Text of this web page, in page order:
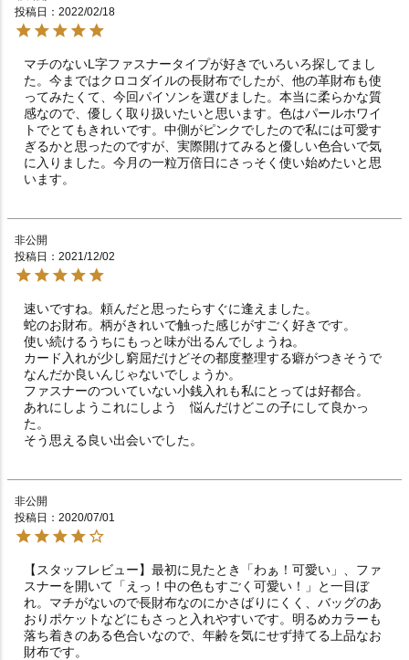
投稿日
2022/02/18
マチのないL字ファスナータイプが好きでいろいろ探してまし
た。今まではクロコダイルの長財布でしたが、他の革財布も使
ってみたくて、今回パイソンを選びました。本当に柔らかな質
感なので、優しく取り扱いたいと思います。色はパールホワイ
トでとてもきれいです。中側がピンクでしたので私には可愛す
ぎるかと思ったのですが、実際開けてみると優しい色合いで気
に入りました。今月の一粒万倍日にさっそく使い始めたいと思
非公開
投稿日
2021/12/02
速いですね。頼んだと思ったらすぐに逢えました。
蛇のお財布。柄がきれいで触った感じがすごく好きです。
使い続けるうちにもっと味が出るんでしょうね。
カード入れが少し窮屈だけどその都度整理する癖がつきそうで
なんだか良いんじゃないでしょうか。
ファスナーのついていない小銭入れも私にとっては好都合。
あれにしようこれにしよう　悩んだけどこの子にして良かっ
た。
そう思える良い出会いでした。
非公開
投稿日
2020/07/01
【スタッフレビュー】最初に見たとき「わぁ！可愛い」、ファ
スナーを開いて「えっ！中の色もすごく可愛い！」と一目ぼ
れ。マチがないので長財布なのにかさばりにくく、バッグのあ
おりポケットなどにもさっと入れやすいです。明るめカラーも
落ち着きのある色合いなので、年齢を気にせず持てる上品なお
財布です。